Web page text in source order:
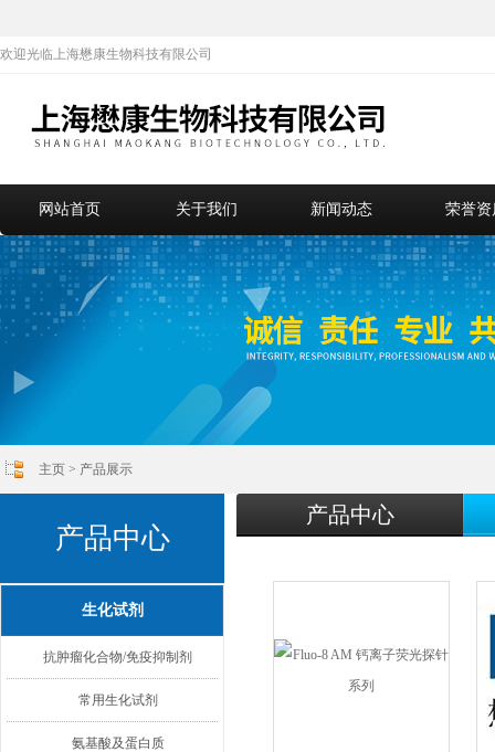
欢迎光临上海懋康生物科技有限公司
网站首页 关于我们 新闻动态 荣誉资
主页 > 产品展示
产品中心
生化试剂
抗肿瘤化合物/免疫抑制剂
常用生化试剂
氨基酸及蛋白质
产品中心